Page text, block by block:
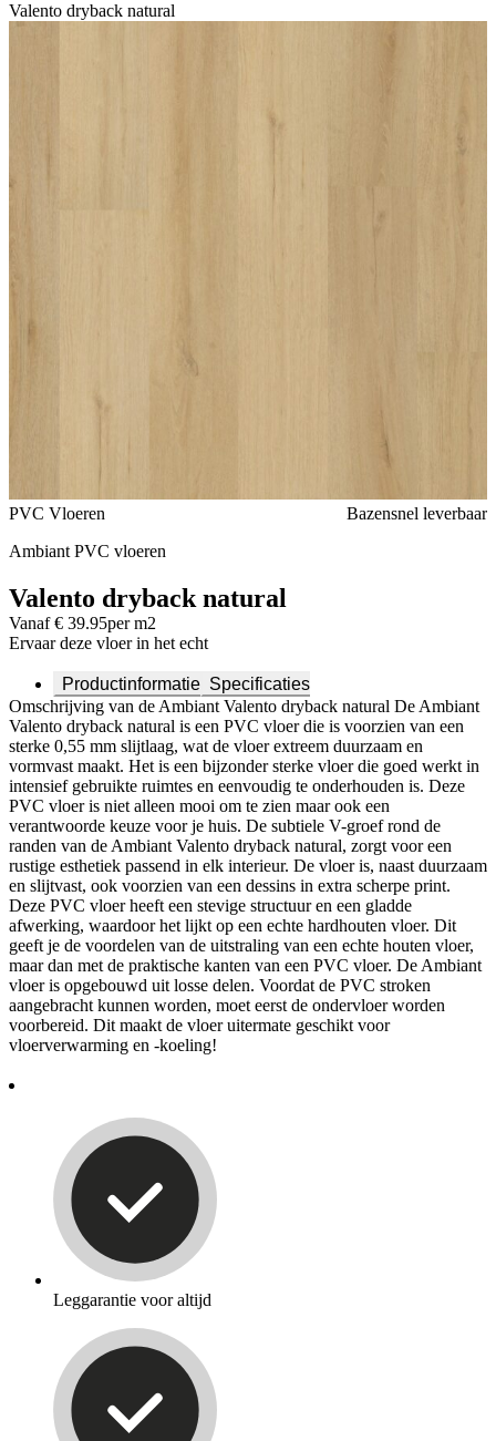
Valento dryback natural
Voeg toe of verwijder Valento dryback natural uit je favorieten
PVC Vloeren
Bazensnel leverbaar
Ambiant PVC vloeren
Valento dryback natural
Vanaf € 39.95per m2
Ervaar deze vloer in het echt
Productinformatie Specificaties
Omschrijving van de Ambiant Valento dryback natural De Ambiant
Valento dryback natural is een PVC vloer die is voorzien van een
sterke 0,55 mm slijtlaag, wat de vloer extreem duurzaam en
vormvast maakt. Het is een bijzonder sterke vloer die goed werkt in
intensief gebruikte ruimtes en eenvoudig te onderhouden is. Deze
PVC vloer is niet alleen mooi om te zien maar ook een
verantwoorde keuze voor je huis. De subtiele V-groef rond de
randen van de Ambiant Valento dryback natural, zorgt voor een
rustige esthetiek passend in elk interieur. De vloer is, naast duurzaam
en slijtvast, ook voorzien van een dessins in extra scherpe print.
Deze PVC vloer heeft een stevige structuur en een gladde
afwerking, waardoor het lijkt op een echte hardhouten vloer. Dit
geeft je de voordelen van de uitstraling van een echte houten vloer,
maar dan met de praktische kanten van een PVC vloer. De Ambiant
vloer is opgebouwd uit losse delen. Voordat de PVC stroken
aangebracht kunnen worden, moet eerst de ondervloer worden
voorbereid. Dit maakt de vloer uitermate geschikt voor
vloerverwarming en -koeling!
Leggarantie voor altijd